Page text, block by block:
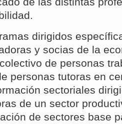
dirigidos
y socias de la
de personas
personas tutoras en
sectoriales
de un sector
de sectores base